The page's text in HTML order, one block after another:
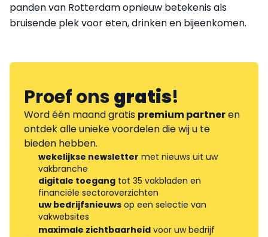
panden van Rotterdam opnieuw betekenis als
bruisende plek voor eten, drinken en bijeenkomen.
Proef onsgratis!
Word één maand gratis premium partneren
ontdek alle unieke voordelen die wij u te
bieden hebben.
wekelijkse newsletter met nieuws uit uw
vakbranche
digitale toegang tot 35 vakbladen en
financiële sectoroverzichten
uw bedrijfsnieuws op een selectie van
vakwebsites
maximale zichtbaarheid voor uw bedrijf